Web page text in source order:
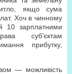
якщо сума
Хоч в чинному
10 зарплатними
суб’єктам
прибутку,
— можливість